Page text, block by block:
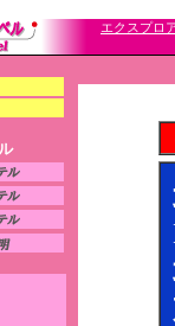
エクスプロ